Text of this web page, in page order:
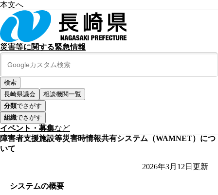
本文へ
災害等に関する緊急情報
長崎県議会
相談機関一覧
分類でさがす
組織でさがす
イベント・募集など
障害者支援施設等災害時情報共有システム（WAMNET）につ
いて
2026年3月12日 更新
システムの概要